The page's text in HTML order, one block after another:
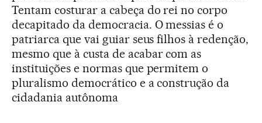
Tentam costurar a cabeça do rei no corpo
decapitado da democracia. O messias é o
patriarca que vai guiar seus filhos à redenção,
mesmo que à custa de acabar com as
instituições e normas que permitem o
pluralismo democrático e a construção da
cidadania autônoma